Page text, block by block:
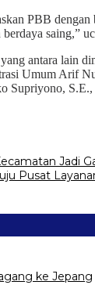
PBB
saing,”
antara lain
Umum Arif
Supriyono,
Jadi
Pusat
ke Jepang